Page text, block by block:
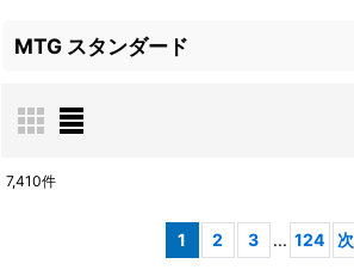
MTG スタンダード
7,410件
1 2 3 ... 124 次